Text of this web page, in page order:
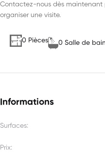
Contactez-nous dès maintenant
organiser une visite.
0 Pièces 0 Salle de
Informations
Surfaces:
Prix: